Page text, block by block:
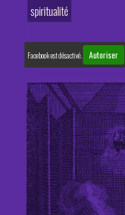
spiritualité
Facebook est désactivé. Autoriser